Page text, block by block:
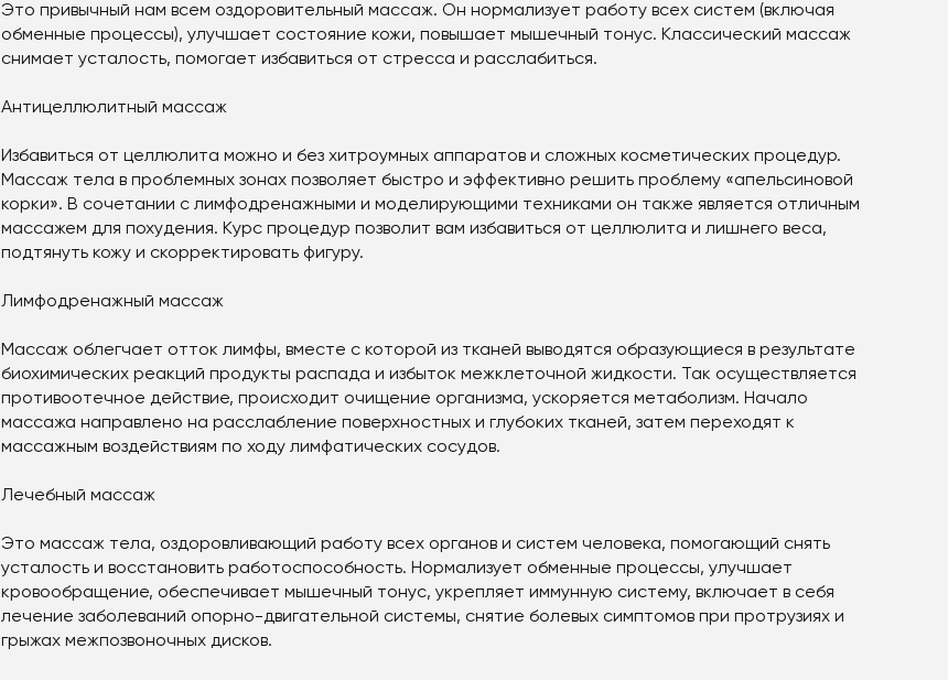
Это привычный нам всем оздоровительный массаж. Он нормализует работу всех систем (включая
обменные процессы), улучшает состояние кожи, повышает мышечный тонус. Классический массаж
снимает усталость, помогает избавиться от стресса и расслабиться.
Антицеллюлитный массаж
Избавиться от целлюлита можно и без хитроумных аппаратов и сложных косметических процедур.
Массаж тела в проблемных зонах позволяет быстро и эффективно решить проблему «апельсиновой
корки». В сочетании с лимфодренажными и моделирующими техниками он также является отличным
массажем для похудения. Курс процедур позволит вам избавиться от целлюлита и лишнего веса,
подтянуть кожу и скорректировать фигуру.
Лимфодренажный массаж
Массаж облегчает отток лимфы, вместе с которой из тканей выводятся образующиеся в результате
биохимических реакций продукты распада и избыток межклеточной жидкости. Так осуществляется
противоотечное действие, происходит очищение организма, ускоряется метаболизм. Начало
массажа направлено на расслабление поверхностных и глубоких тканей, затем переходят к
массажным воздействиям по ходу лимфатических сосудов.
Лечебный массаж
Это массаж тела, оздоровливающий работу всех органов и систем человека, помогающий снять
усталость и восстановить работоспособность. Нормализует обменные процессы, улучшает
кровообращение, обеспечивает мышечный тонус, укрепляет иммунную систему, включает в себя
лечение заболеваний опорно-двигательной системы, снятие болевых симптомов при протрузиях и
грыжах межпозвоночных дисков.